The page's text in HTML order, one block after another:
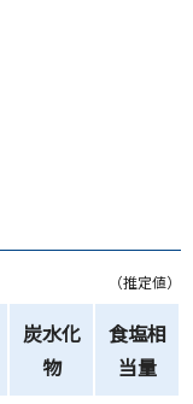
（推定値）
炭水化
物
食塩相
当量